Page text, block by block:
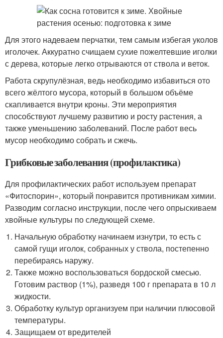
Для этого надеваем перчатки, тем самым избегая уколов
иголочек. Аккуратно счищаем сухие пожелтевшие иголки
с дерева, которые легко отрываются от ствола и веток.
Работа скрупулёзная, ведь необходимо избавиться ото
всего жёлтого мусора, который в большом объёме
скапливается внутри кроны. Эти мероприятия
способствуют лучшему развитию и росту растения, а
также уменьшению заболеваний. После работ весь
мусор необходимо собрать и сжечь.
Грибковые заболевания (профилактика)
Для профилактических работ используем препарат
«Фитоспорин», который понравится противникам химии.
Разводим согласно инструкции, после чего опрыскиваем
хвойные культуры по следующей схеме.
Начальную обработку начинаем изнутри, то есть с
самой гущи иголок, собранных у ствола, постепенно
перебираясь наружу.
Также можно воспользоваться бордоской смесью.
Готовим раствор (1%), разведя 100 г препарата в 10 л
жидкости.
Обработку культур организуем при наличии плюсовой
температуры.
Защищаем от вредителей